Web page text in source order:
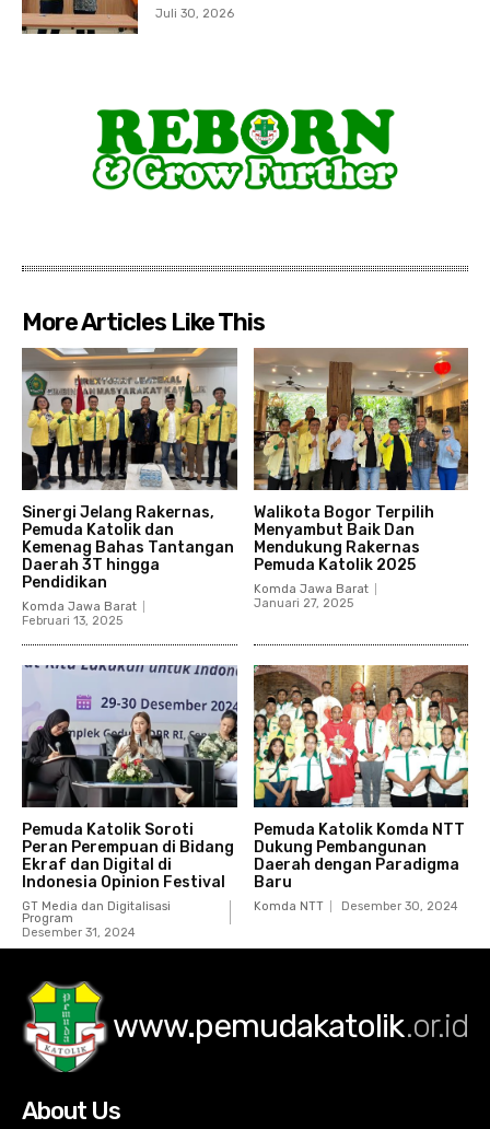
Juli 30, 2026
More Articles Like This
Sinergi Jelang Rakernas,
Pemuda Katolik dan
Kemenag Bahas Tantangan
Daerah 3T hingga
Pendidikan
Komda Jawa Barat
Februari 13, 2025
Walikota Bogor Terpilih
Menyambut Baik Dan
Mendukung Rakernas
Pemuda Katolik 2025
Komda Jawa Barat
Januari 27, 2025
Pemuda Katolik Soroti
Peran Perempuan di Bidang
Ekraf dan Digital di
Indonesia Opinion Festival
GT Media dan Digitalisasi
Program
Desember 31, 2024
Pemuda Katolik Komda NTT
Dukung Pembangunan
Daerah dengan Paradigma
Baru
Komda NTT Desember 30, 2024
www.pemudakatolik.or.id
About Us